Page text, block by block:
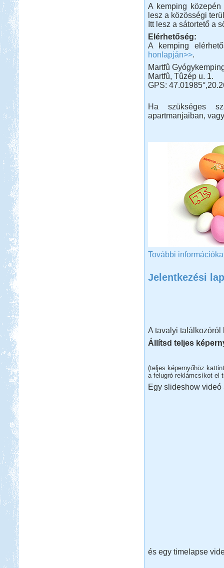
A kemping
lesz a közösségi
Itt lesz a sátortető a
Elérhetőség:
A kemping
honlapján>>.
Martfû
Martfû, Tûzép u. 1.
GPS:
Ha szükséges
apartmanjaiban,
További
Jelentkezési
A tavalyi találkozóról
Állítsd teljes
(teljes képernyőhöz
a felugró reklámcsíkot el
Egy slideshow videó
és egy timelapse